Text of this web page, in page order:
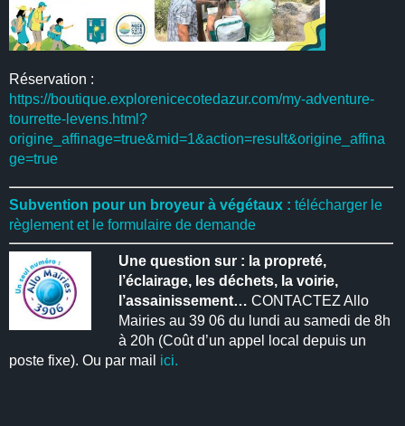
Réservation :
https://boutique.explorenicecotedazur.com/my-adventure-
tourrette-levens.html?
origine_affinage=true&mid=1&action=result&origine_affina
ge=true
Subvention pour un broyeur à végétaux : télécharger le
règlement et le formulaire de demande
Une question sur : la propreté,
l’éclairage, les déchets, la voirie,
l’assainissement… CONTACTEZ Allo
Mairies au 39 06 du lundi au samedi de 8h
à 20h (Coût d’un appel local depuis un
poste fixe). Ou par mail ici.